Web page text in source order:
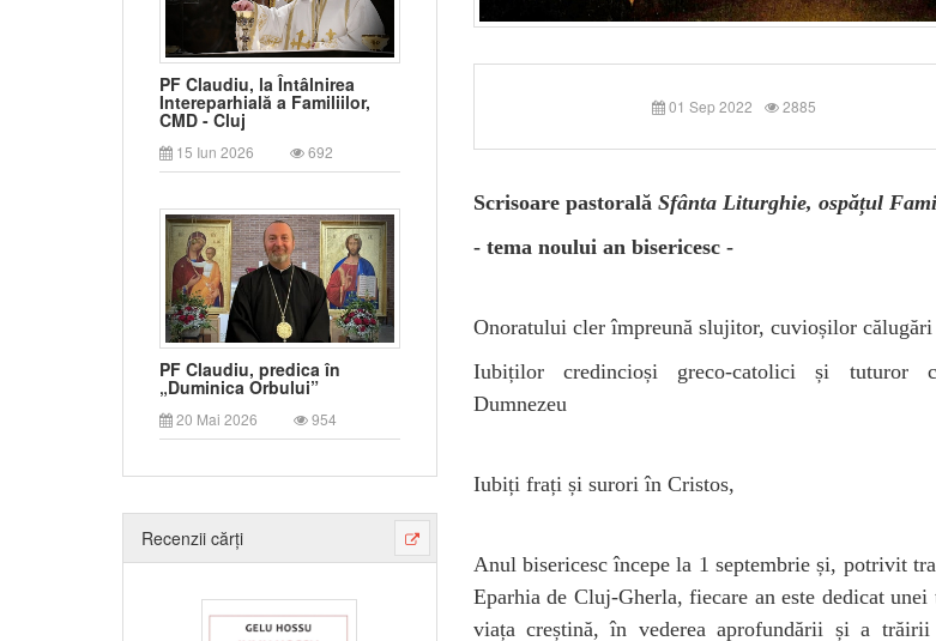
PF Claudiu, la Întâlnirea
Intereparhială a Familiilor,
CMD - Cluj
15 Iun 2026 692
PF Claudiu, predica în
„Duminica Orbului”
20 Mai 2026 954
Recenzii cărți
01 Sep 2022 2885
Scrisoare pastorală Sfânta Liturghie, ospățul
- tema noului an bisericesc -
Onoratului cler împreună slujitor, cuvioșilor călugări
Iubiților credincioși greco-catolici și tuturor
Dumnezeu
Iubiți frați și surori în Cristos,
Anul bisericesc începe la 1 septembrie și, potrivit
Eparhia de Cluj-Gherla, fiecare an este dedicat
viața creștină, în vederea aprofundării și a